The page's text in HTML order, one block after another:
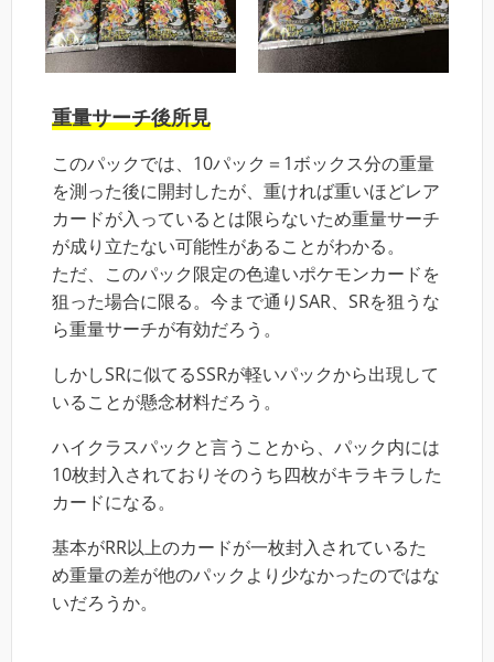
重量サーチ後所見
このパックでは、10パック＝1ボックス分の重量
を測った後に開封したが、重ければ重いほどレア
カードが入っているとは限らないため重量サーチ
が成り立たない可能性があることがわかる。
ただ、このパック限定の色違いポケモンカードを
狙った場合に限る。今まで通りSAR、SRを狙うな
ら重量サーチが有効だろう。
しかしSRに似てるSSRが軽いパックから出現して
いることが懸念材料だろう。
ハイクラスパックと言うことから、パック内には
10枚封入されておりそのうち四枚がキラキラした
カードになる。
基本がRR以上のカードが一枚封入されているた
め重量の差が他のパックより少なかったのではな
いだろうか。